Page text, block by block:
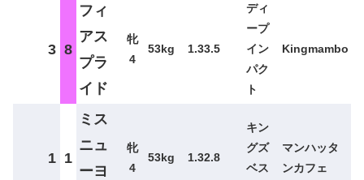
3 8
フィ
アス
プラ
イド
牝
4
53kg 1.33.5
ディ
ープ
イン
パク
ト
Kingmambo
1 1
ミス
ニュ
ーヨ
牝
4
53kg 1.32.8
キン
グズ
ベス
マンハッタ
ンカフェ